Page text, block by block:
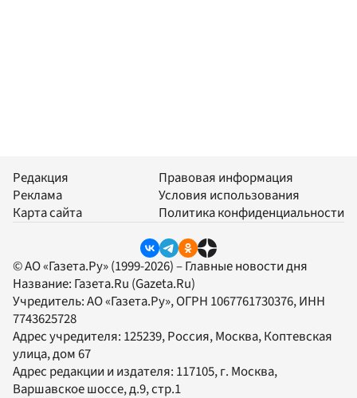
Редакция
Реклама
Карта сайта
Правовая информация
Условия использования
Политика конфиденциальности
© АО «Газета.Ру» (1999-2026) – Главные новости дня
Название: Газета.Ru (Gazeta.Ru)
Учредитель:АО «Газета.Ру», ОГРН 1067761730376, ИНН
7743625728
Адрес учредителя: 125239, Россия, Москва, Коптевская
улица, дом 67
Адрес редакции и издателя: 117105, г. Москва,
Варшавское шоссе, д.9, стр.1